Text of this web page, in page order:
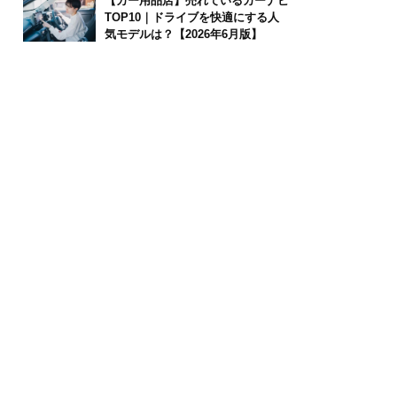
TOP10｜ドライブを快適にする人
気モデルは？【2026年6月版】